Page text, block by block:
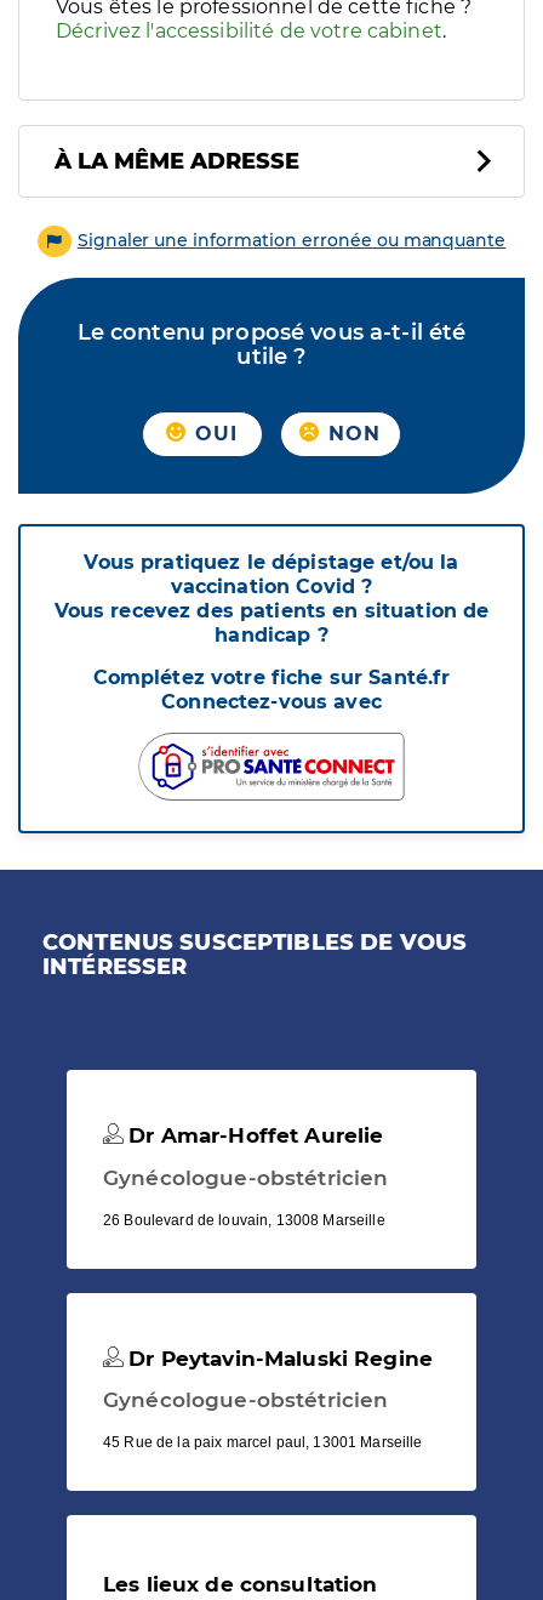
Vous êtes le professionnel de cette fiche ?
Décrivez l'accessibilité de votre cabinet.
À LA MÊME ADRESSE
Signaler une information erronée ou manquante
Le contenu proposé vous a-t-il été
utile ?
OUI NON
Vous pratiquez le dépistage et/ou la
vaccination Covid ?
Vous recevez des patients en situation de
handicap ?
Complétez votre fiche sur Santé.fr
Connectez-vous avec
CONTENUS SUSCEPTIBLES DE VOUS
INTÉRESSER
Dr Amar-Hoffet Aurelie
Gynécologue-obstétricien
26 Boulevard de louvain, 13008 Marseille
Dr Peytavin-Maluski Regine
Gynécologue-obstétricien
45 Rue de la paix marcel paul, 13001 Marseille
Les lieux de consultation